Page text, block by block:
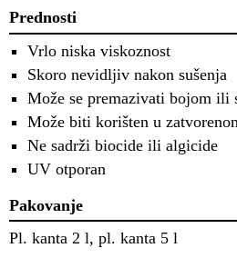
Prednosti
Vrlo niska viskoznost
Skoro nevidljiv nakon sušenja
Može se premazivati bojom ili
Može biti korišten u
Ne sadrži biocide ili algicide
UV otporan
Pakovanje
Pl. kanta 2 l, pl. kanta 5 l